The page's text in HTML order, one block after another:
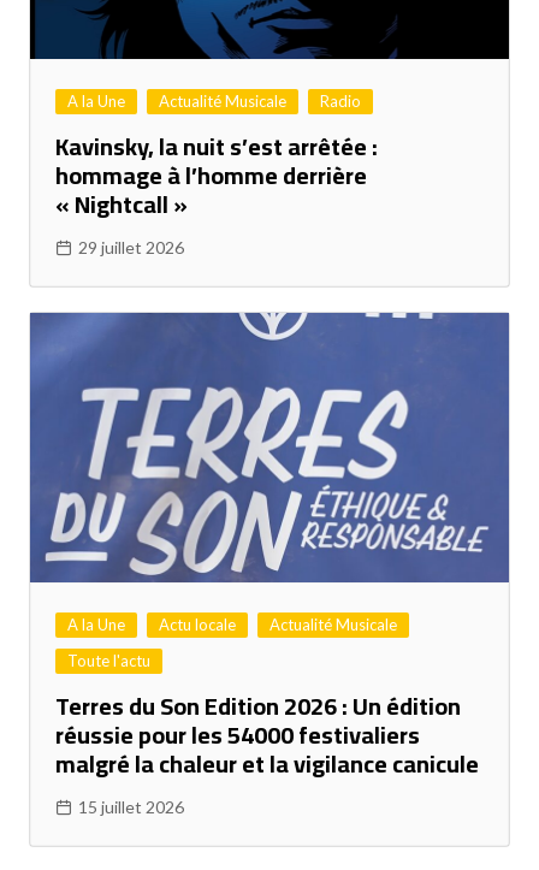
A la Une Actualité Musicale Radio
Kavinsky, la nuit s’est arrêtée :
hommage à l’homme derrière
« Nightcall »
29 juillet 2026
A la Une Actu locale
Actualité Musicale
Toute l'actu
Terres du Son Edition 2026 : Un édition
réussie pour les 54000 festivaliers
malgré la chaleur et la vigilance canicule
15 juillet 2026